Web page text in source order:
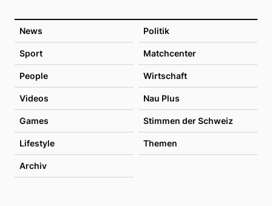
News Politik
Sport Matchcenter
People Wirtschaft
Videos Nau Plus
Games Stimmen der Schweiz
Lifestyle Themen
Archiv